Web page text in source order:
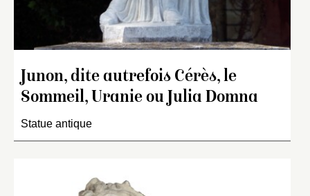
Junon, dite autrefois Cérès, le
Sommeil, Uranie ou Julia Domna
Statue antique